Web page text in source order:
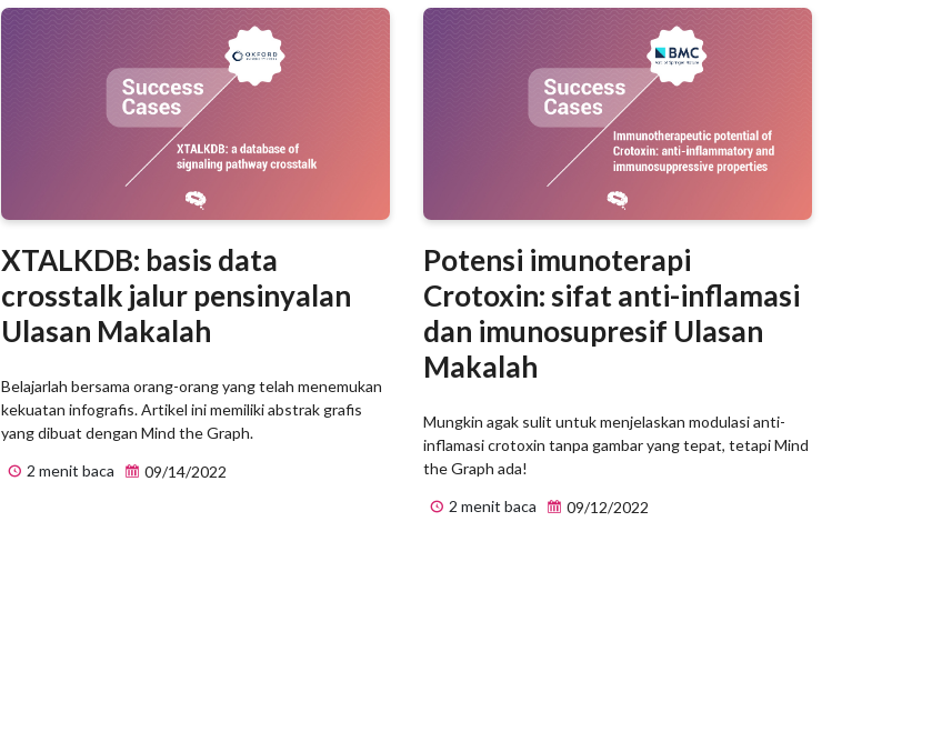
XTALKDB: basis data
crosstalk jalur pensinyalan
Ulasan Makalah
Belajarlah bersama orang-orang yang telah menemukan
kekuatan infografis. Artikel ini memiliki abstrak grafis
yang dibuat dengan Mind the Graph.
2 menit baca
09/14/2022
Potensi imunoterapi
Crotoxin: sifat anti-inflamasi
dan imunosupresif Ulasan
Makalah
Mungkin agak sulit untuk menjelaskan modulasi anti-
inflamasi crotoxin tanpa gambar yang tepat, tetapi Mind
the Graph ada!
2 menit baca
09/12/2022